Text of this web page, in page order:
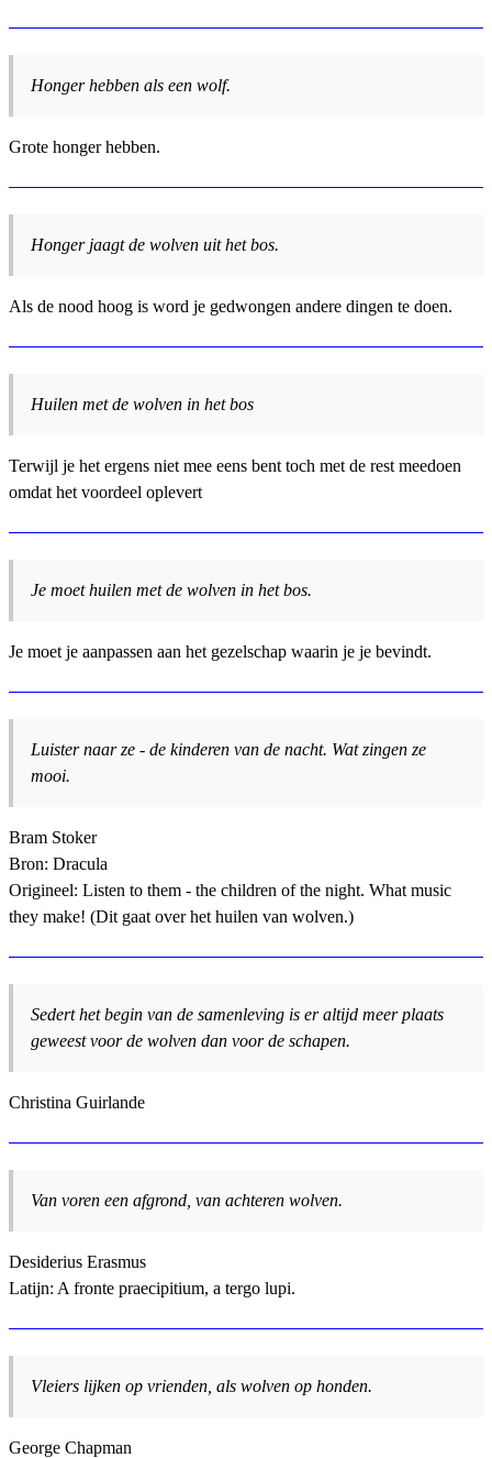
Honger hebben als een wolf.
Grote honger hebben.
Honger jaagt de wolven uit het bos.
Als de nood hoog is word je gedwongen andere dingen te doen.
Huilen met de wolven in het bos
Terwijl je het ergens niet mee eens bent toch met de rest meedoen
omdat het voordeel oplevert
Je moet huilen met de wolven in het bos.
Je moet je aanpassen aan het gezelschap waarin je je bevindt.
Luister naar ze - de kinderen van de nacht. Wat zingen ze
mooi.
Bram Stoker
Bron: Dracula
Origineel: Listen to them - the children of the night. What music
they make! (Dit gaat over het huilen van wolven.)
Sedert het begin van de samenleving is er altijd meer plaats
geweest voor de wolven dan voor de schapen.
Christina Guirlande
Van voren een afgrond, van achteren wolven.
Desiderius Erasmus
Latijn: A fronte praecipitium, a tergo lupi.
Vleiers lijken op vrienden, als wolven op honden.
George Chapman